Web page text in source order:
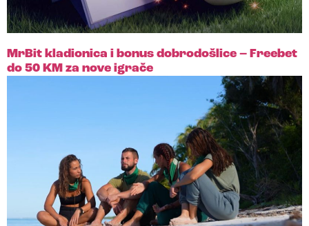
MrBit kladionica i bonus dobrodošlice – Freebet
do 50 KM za nove igrače